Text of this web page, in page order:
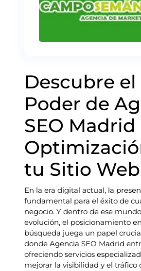
Descubre el
Poder de
SEO Madrid
tu Sitio Web
En la era digital actual, la
fundamental para el éxito de
negocio. Y dentro de ese
evolución, el posicionamiento
búsqueda juega un papel
donde Agencia SEO Madrid
ofreciendo servicios
mejorar la visibilidad y el tráfico